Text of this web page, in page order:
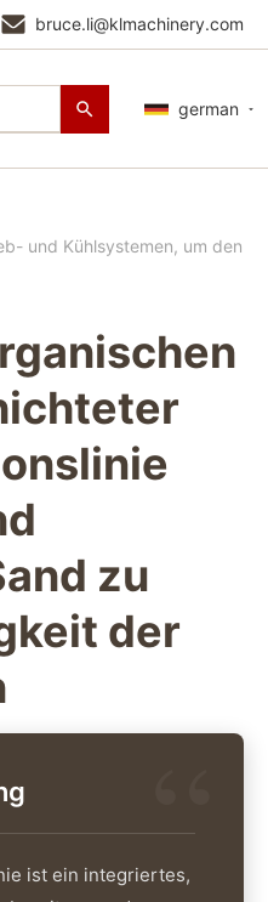
bruce.li@klmachinery.com
german
und Kühlsystemen, um den
zu
der
ist ein integriertes,